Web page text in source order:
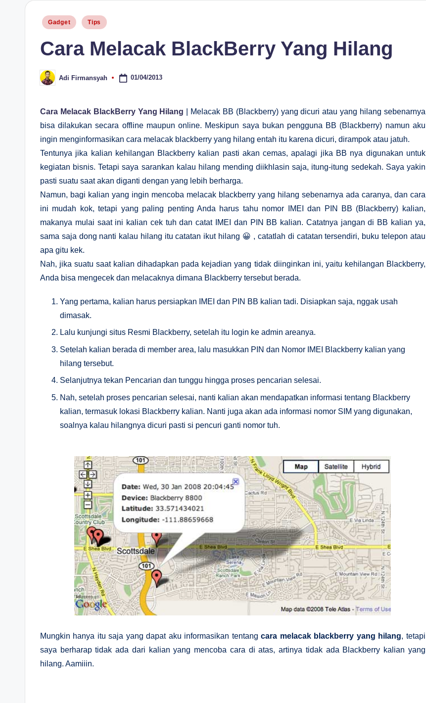
Posted
Gadget Tips
Cara Melacak BlackBerry Yang Hilang
Posted
by
Adi Firmansyah 01/04/2013
Cara Melacak BlackBerry Yang Hilang | Melacak BB (Blackberry) yang dicuri atau yang hilang sebenarnya
bisa dilakukan secara offline maupun online. Meskipun saya bukan pengguna BB (Blackberry) namun aku
ingin menginformasikan cara melacak blackberry yang hilang entah itu karena dicuri, dirampok atau jatuh.
Tentunya jika kalian kehilangan Blackberry kalian pasti akan cemas, apalagi jika BB nya digunakan untuk
kegiatan bisnis. Tetapi saya sarankan kalau hilang mending diikhlasin saja, itung-itung sedekah. Saya yakin
pasti suatu saat akan diganti dengan yang lebih berharga.
Namun, bagi kalian yang ingin mencoba melacak blackberry yang hilang sebenarnya ada caranya, dan cara
ini mudah kok, tetapi yang paling penting Anda harus tahu nomor IMEI dan PIN BB (Blackberry) kalian,
makanya mulai saat ini kalian cek tuh dan catat IMEI dan PIN BB kalian. Catatnya jangan di BB kalian ya,
sama saja dong nanti kalau hilang itu catatan ikut hilang 😀 , catatlah di catatan tersendiri, buku telepon atau
apa gitu kek.
Nah, jika suatu saat kalian dihadapkan pada kejadian yang tidak diinginkan ini, yaitu kehilangan Blackberry,
Anda bisa mengecek dan melacaknya dimana Blackberry tersebut berada.
Yang pertama, kalian harus persiapkan IMEI dan PIN BB kalian tadi. Disiapkan saja, nggak usah
dimasak.
Lalu kunjungi situs Resmi Blackberry, setelah itu login ke admin areanya.
Setelah kalian berada di member area, lalu masukkan PIN dan Nomor IMEI Blackberry kalian yang
hilang tersebut.
Selanjutnya tekan Pencarian dan tunggu hingga proses pencarian selesai.
Nah, setelah proses pencarian selesai, nanti kalian akan mendapatkan informasi tentang Blackberry
kalian, termasuk lokasi Blackberry kalian. Nanti juga akan ada informasi nomor SIM yang digunakan,
soalnya kalau hilangnya dicuri pasti si pencuri ganti nomor tuh.
Mungkin hanya itu saja yang dapat aku informasikan tentangcara melacak blackberry yang hilang, tetapi
saya berharap tidak ada dari kalian yang mencoba cara di atas, artinya tidak ada Blackberry kalian yang
hilang. Aamiiin.